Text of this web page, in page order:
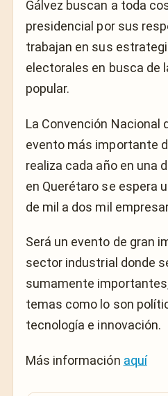
Gálvez buscan a toda
presidencial por sus
trabajan en sus
electorales en busca de
popular.
La Convención Nacional
evento más importante
realiza cada año en una
en Querétaro se espera
de mil a dos mil
Será un evento de gran
sector industrial donde
sumamente
temas como lo son
tecnología e innovación.
Más información aquí